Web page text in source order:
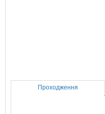
Проходження